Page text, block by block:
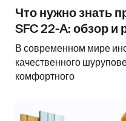
Что нужно знать
SFC 22-A: обзор и
В современном мире
качественного
комфортного